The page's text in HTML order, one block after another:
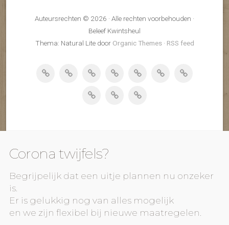
Auteursrechten © 2026 · Alle rechten voorbehouden ·
Beleef Kwintsheul
Thema: Natural Lite door Organic Themes· RSS feed
Corona twijfels?
Begrijpelijk dat een uitje plannen nu onzeker
is.
Er is gelukkig nog van alles mogelijk
en we zijn flexibel bij nieuwe maatregelen.